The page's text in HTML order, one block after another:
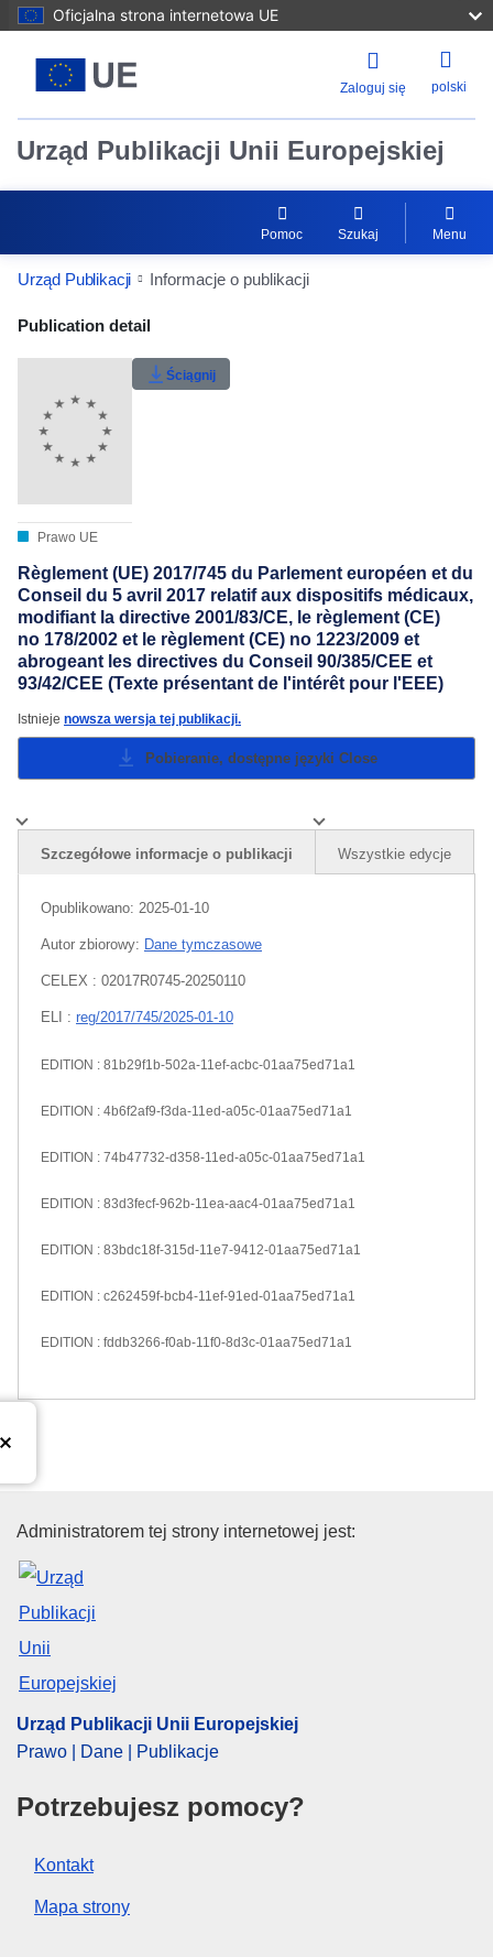
Oficjalna strona internetowa UE
Zaloguj się polski
Urząd Publikacji Unii Europejskiej
Pomoc Szukaj Menu
Urząd Publikacji Informacje o publikacji
Publication Detail Actions Portlet
Klasyfikacja użytkownika
Publication detail
Prawo UE
Ściągnij
Règlement (UE) 2017/745 du Parlement européen et du
Conseil du 5 avril 2017 relatif aux dispositifs médicaux,
modifiant la directive 2001/83/CE, le règlement (CE)
no 178/2002 et le règlement (CE) no 1223/2009 et
abrogeant les directives du Conseil 90/385/CEE et
93/42/CEE (Texte présentant de l'intérêt pour l'EEE)
Istnieje nowsza wersja tej publikacji.
Pobieranie, dostępne języki Close
Szczegółowe informacje o publikacji Wszystkie edycje
Opublikowano: 2025-01-10
Autor zbiorowy: Dane tymczasowe
CELEX : 02017R0745-20250110
ELI : reg/2017/745/2025-01-10
EDITION : 81b29f1b-502a-11ef-acbc-01aa75ed71a1
EDITION : 4b6f2af9-f3da-11ed-a05c-01aa75ed71a1
EDITION : 74b47732-d358-11ed-a05c-01aa75ed71a1
EDITION : 83d3fecf-962b-11ea-aac4-01aa75ed71a1
EDITION : 83bdc18f-315d-11e7-9412-01aa75ed71a1
EDITION : c262459f-bcb4-11ef-91ed-01aa75ed71a1
EDITION : fddb3266-f0ab-11f0-8d3c-01aa75ed71a1
Urząd Publikacji Unii
Administratorem tej strony internetowej jest:
Urząd Publikacji Unii Europejskiej
Prawo | Dane | Publikacje
Potrzebujesz pomocy?
Kontakt
Mapa strony